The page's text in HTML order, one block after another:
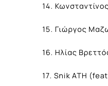
14.
15. Γιώργος
16. Ηλίας
17. Snik ATH